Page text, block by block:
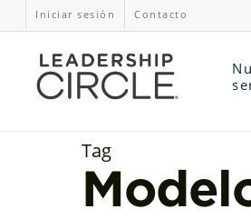
Iniciar sesión Contacto
Tag